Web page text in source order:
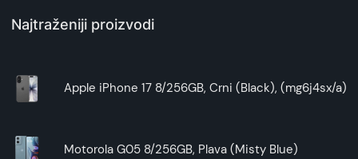
Najtraženiji proizvodi
Apple iPhone 17 8/256GB, Crni (Black), (mg6j4sx/a)
Motorola G05 8/256GB, Plava (Misty Blue)